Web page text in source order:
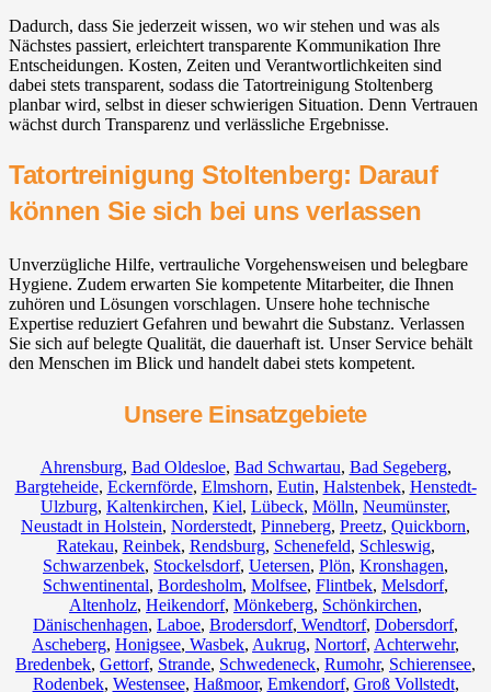
Dadurch, dass Sie jederzeit wissen, wo wir stehen und was als
Nächstes passiert, erleichtert transparente Kommunikation Ihre
Entscheidungen. Kosten, Zeiten und Verantwortlichkeiten sind
dabei stets transparent, sodass die Tatortreinigung Stoltenberg
planbar wird, selbst in dieser schwierigen Situation. Denn Vertrauen
wächst durch Transparenz und verlässliche Ergebnisse.
Tatortreinigung Stoltenberg: Darauf
können Sie sich bei uns verlassen
Unverzügliche Hilfe, vertrauliche Vorgehensweisen und belegbare
Hygiene. Zudem erwarten Sie kompetente Mitarbeiter, die Ihnen
zuhören und Lösungen vorschlagen. Unsere hohe technische
Expertise reduziert Gefahren und bewahrt die Substanz. Verlassen
Sie sich auf belegte Qualität, die dauerhaft ist. Unser Service behält
den Menschen im Blick und handelt dabei stets kompetent.
Unsere Einsatzgebiete
Ahrensburg, Bad Oldesloe, Bad Schwartau, Bad Segeberg,
Bargteheide, Eckernförde, Elmshorn, Eutin, Halstenbek, Henstedt-
Ulzburg, Kaltenkirchen, Kiel, Lübeck, Mölln, Neumünster,
Neustadt in Holstein, Norderstedt, Pinneberg, Preetz, Quickborn,
Ratekau, Reinbek, Rendsburg, Schenefeld, Schleswig,
Schwarzenbek, Stockelsdorf, Uetersen, Plön, Kronshagen,
Schwentinental, Bordesholm, Molfsee, Flintbek, Melsdorf,
Altenholz, Heikendorf, Mönkeberg, Schönkirchen,
Dänischenhagen, Laboe, Brodersdorf, Wendtorf, Dobersdorf,
Ascheberg, Honigsee, Wasbek, Aukrug, Nortorf, Achterwehr,
Bredenbek, Gettorf, Strande, Schwedeneck, Rumohr, Schierensee,
Rodenbek, Westensee, Haßmoor, Emkendorf, Groß Vollstedt,